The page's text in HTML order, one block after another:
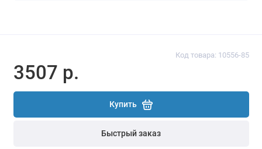
Код товара: 10556-85
3507 р.
Купить
Быстрый заказ